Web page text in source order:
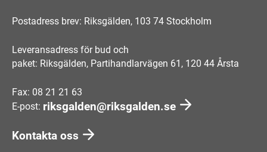
Postadress brev: Riksgälden, 103 74 Stockholm
Leveransadress för bud och
paket: Riksgälden, Partihandlarvägen 61, 120 44 Årsta
Fax: 08 21 21 63
E-post: riksgalden@riksgalden.se
Kontakta oss